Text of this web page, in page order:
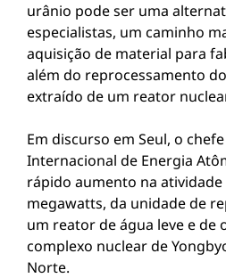
urânio pode ser uma
especialistas, um caminho
aquisição de material para
além do reprocessamento
extraído de um reator
Em discurso em Seul, o
Internacional de Energia
rápido aumento na
megawatts, da unidade de
um reator de água leve e de
complexo nuclear de
Norte.